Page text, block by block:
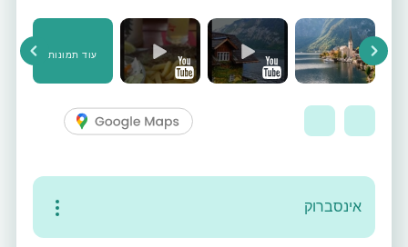
עוד תמונות Next
אינסברוק